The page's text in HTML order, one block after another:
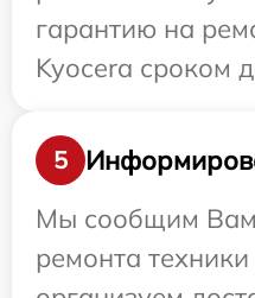
гарантию на
Kyocera сроком
5
Мы сообщим
ремонта